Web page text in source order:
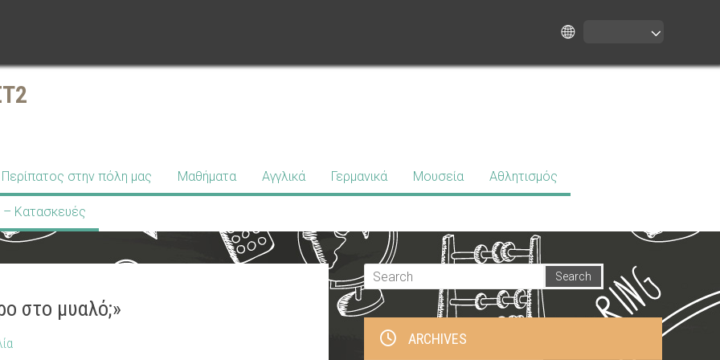
Περίπατος στην πόλη μας Μαθήματα Αγγλικά Γερμανικά Μουσεία Αθλητισμός
Κατασκευές
στο μυαλό;»
ARCHIVES